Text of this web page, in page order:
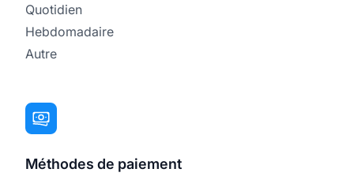
Quotidien
Hebdomadaire
Autre
Méthodes de paiement